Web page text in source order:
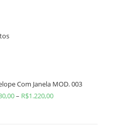
Com Janela MOD. 003
– R$1.220,00